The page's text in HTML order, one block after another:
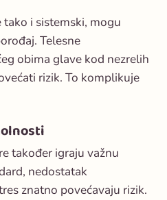
i sistemski, mogu
Telesne
obima glave kod nezrelih
rizik. To komplikuje
također igraju važnu
nedostatak
znatno povećavaju rizik.